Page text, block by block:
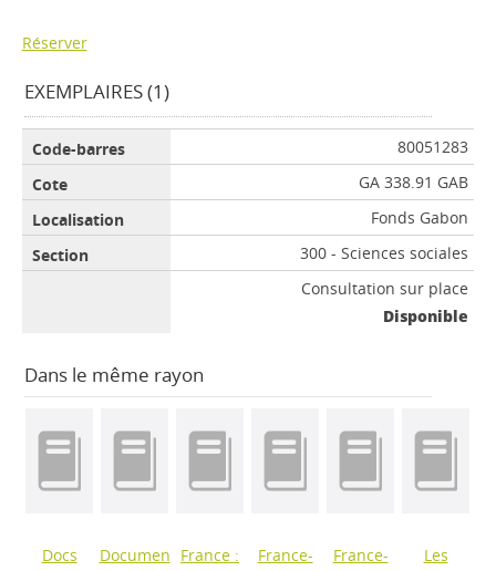
Réserver
EXEMPLAIRES (1)
80051283
GA 338.91 GAB
Fonds Gabon
300 - Sciences sociales
Consultation sur place
Disponible
Dans le même rayon
Docs
Documen France :
France-
France-
Les